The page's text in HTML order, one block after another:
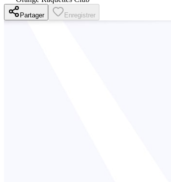
Partager Enregistrer